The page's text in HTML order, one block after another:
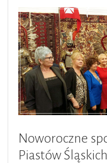
Noworoczne
Piastów